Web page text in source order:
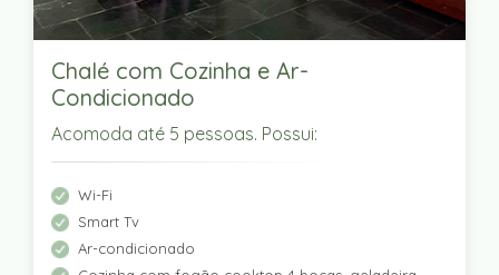
Chalé com Cozinha e Ar-
Condicionado
Acomoda até 5 pessoas. Possui:
Wi-Fi
Smart Tv
Ar-condicionado